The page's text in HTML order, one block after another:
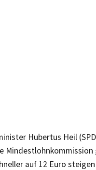
Hubertus Heil
auf 12 Euro